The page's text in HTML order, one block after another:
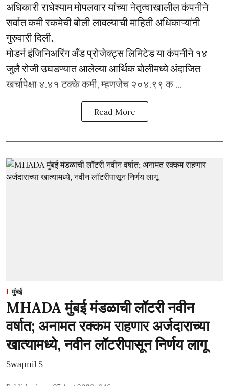
अधिकारी राधेश्याम मोपलवार यांच्या नेतृत्वाखालील कंपनीने
सर्वात कमी रकमेची बोली लावल्याची माहिती अधिकाऱ्यांनी
गुरुवारी दिली.
मोडर्न इंजिनिअरिंग अँड प्रोजेक्ट्स लिमिटेड या कंपनीने १४
जुलै रोजी उघडण्यात आलेल्या आर्थिक बोलीमध्ये अंदाजित
खर्चापेक्षा ४.४१ टक्के कमी, म्हणजेच २०४.९९ क ...
Read More
मुंबई
MHADA मुंबई मंडळाची लॉटरी नवीन
वर्षात; अनामत रक्कम राहणार अर्जदाराच्या
खात्यामध्ये, नवीन लॉटरीपासून निर्णय लागू
Swapnil S